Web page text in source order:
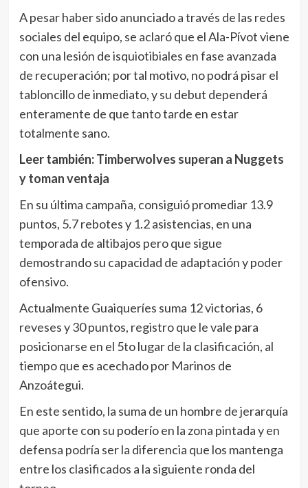
A pesar haber sido anunciado a través de las redes
sociales del equipo, se aclaró que el Ala-Pívot viene
con una lesión de isquiotibiales en fase avanzada
de recuperación; por tal motivo, no podrá pisar el
tabloncillo de inmediato, y su debut dependerá
enteramente de que tanto tarde en estar
totalmente sano.
Leer también:Timberwolves superan a Nuggets
y toman ventaja
En su última campaña, consiguió promediar 13.9
puntos, 5.7 rebotes y 1.2 asistencias, en una
temporada de altibajos pero que sigue
demostrando su capacidad de adaptación y poder
ofensivo.
Actualmente Guaiqueríes suma 12 victorias, 6
reveses y 30 puntos, registro que le vale para
posicionarse en el 5to lugar de la clasificación, al
tiempo que es acechado por Marinos de
Anzoátegui.
En este sentido, la suma de un hombre de jerarquía
que aporte con su poderío en la zona pintada y en
defensa podría ser la diferencia que los mantenga
entre los clasificados a la siguiente ronda del